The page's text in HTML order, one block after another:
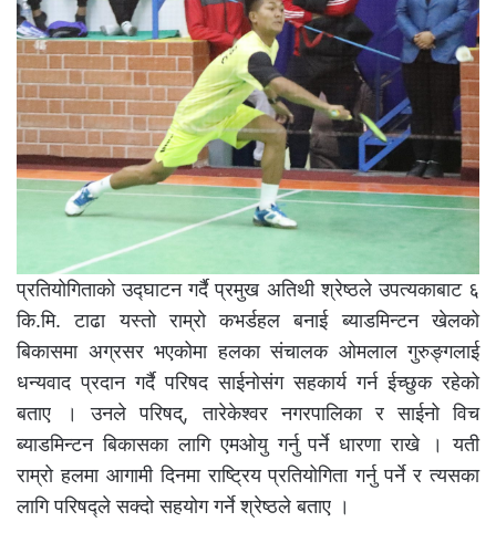
प्रतियोगिताको उद्घाटन गर्दै प्रमुख अतिथी श्रेष्ठले उपत्यकाबाट ६
कि.मि. टाढा यस्तो राम्रो कभर्डहल बनाई ब्याडमिन्टन खेलको
बिकासमा अग्रसर भएकोमा हलका संचालक ओमलाल गुरुङ्गलाई
धन्यवाद प्रदान गर्दै परिषद साईनोसंग सहकार्य गर्न ईच्छुक रहेको
बताए । उनले परिषद्, तारेकेश्वर नगरपालिका र साईनो विच
ब्याडमिन्टन बिकासका लागि एमओयु गर्नु पर्ने धारणा राखे । यती
राम्रो हलमा आगामी दिनमा राष्ट्रिय प्रतियोगिता गर्नु पर्ने र त्यसका
लागि परिषद्ले सक्दो सहयोग गर्ने श्रेष्ठले बताए ।